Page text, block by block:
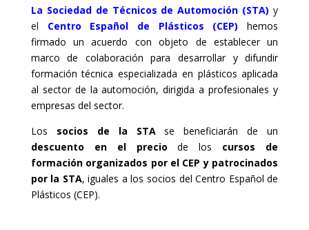
La Sociedad de Técnicos de Automoción (STA) y
el Centro Español de Plásticos (CEP)
hemos
firmado un acuerdo con objeto de establecer un
marco de colaboración para desarrollar y difundir
formación técnica especializada en plásticos aplicada
al sector de la automoción, dirigida a profesionales y
empresas del sector.
Los socios de la STAse beneficiarán de un
descuento en el precio de los cursos de
formación organizados por el CEP y patrocinados
por la STA, iguales a los socios del Centro Español de
Plásticos (CEP).